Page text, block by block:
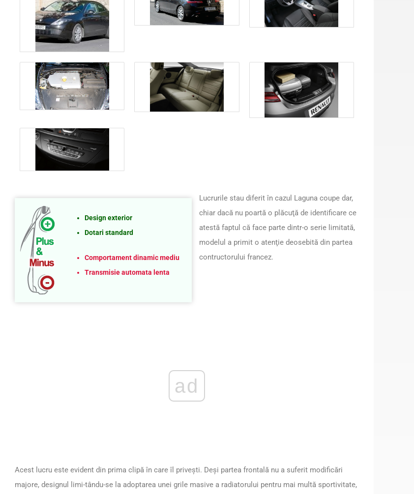
Design exterior
Dotari standard
Comportament dinamic mediu
Transmisie automata lenta
Lucrurile stau diferit în cazul Laguna coupe dar,
chiar dacă nu poartă o plăcuţă de identificare ce
atestă faptul că face parte dintr-o serie limitată,
modelul a primit o atenţie deosebită din partea
contructorului francez.
ad
Acest lucru este evident din prima clipă în care îl priveşti. Deşi partea frontală nu a suferit modificări
majore, designul limi-tându-se la adoptarea unei grile masive a radiatorului pentru mai multă sportivitate,